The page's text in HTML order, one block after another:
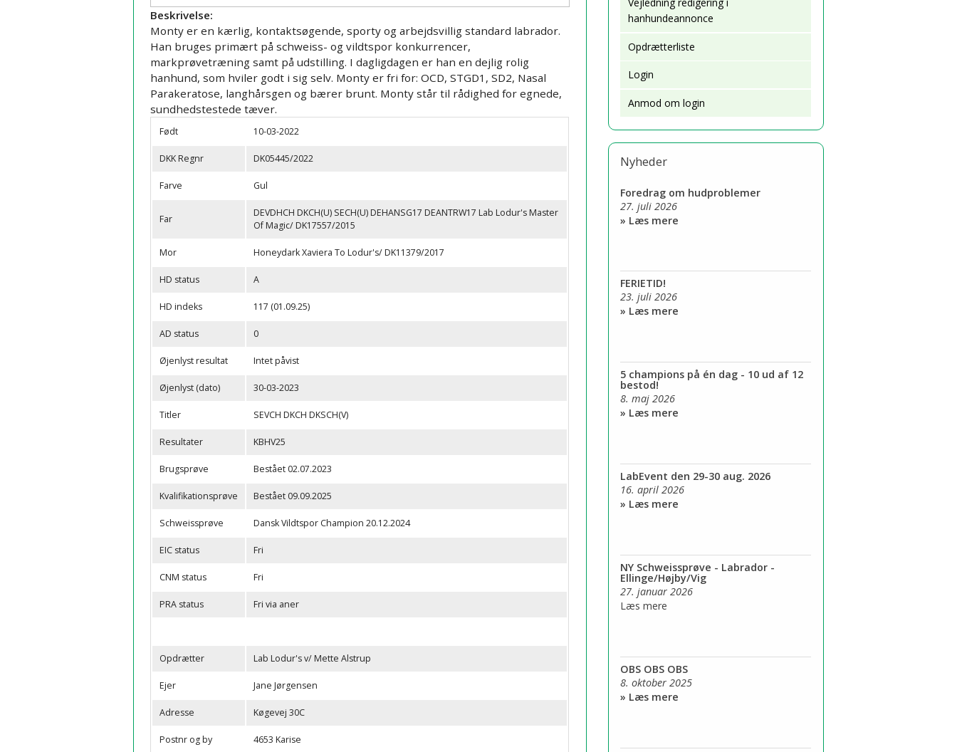
Årsmøder & Årsberetninger Øvrige gentest
Om gentest
Brug af bærere i avlen
Beskrivelse:
Monty er en kærlig, kontaktsøgende, sporty og arbejdsvillig standard labrador.
Han bruges primært på schweiss- og vildtspor konkurrencer,
markprøvetræning samt på udstilling. I dagligdagen er han en dejlig rolig
hanhund, som hviler godt i sig selv. Monty er fri for: OCD, STGD1, SD2, Nasal
Parakeratose, langhårsgen og bærer brunt. Monty står til rådighed for egnede,
sundhedstestede tæver.
Født 10-03-2022
DKK Regnr DK05445/2022
Farve Gul
Far
DEVDHCH DKCH(U) SECH(U) DEHANSG17 DEANTRW17 Lab Lodur's Master
Of Magic/ DK17557/2015
Mor Honeydark Xaviera To Lodur's/ DK11379/2017
HD status A
HD indeks 117 (01.09.25)
AD status 0
Øjenlyst resultat Intet påvist
Øjenlyst (dato) 30-03-2023
Titler SEVCH DKCH DKSCH(V)
Resultater KBHV25
Brugsprøve Bestået 02.07.2023
Kvalifikationsprøve Bestået 09.09.2025
Schweissprøve Dansk Vildtspor Champion 20.12.2024
EIC status Fri
CNM status Fri
PRA status Fri via aner
Opdrætter Lab Lodur's v/ Mette Alstrup
Ejer Jane Jørgensen
Adresse Køgevej 30C
Postnr og by 4653 Karise
hanhundeannonce
Opdrætterliste
Login
Anmod om login
Nyheder
Foredrag om hudproblemer
27. juli 2026
» Læs mere
FERIETID!
23. juli 2026
» Læs mere
5 champions på én dag - 10 ud af 12
bestod!
8. maj 2026
» Læs mere
LabEvent den 29-30 aug. 2026
16. april 2026
» Læs mere
NY Schweissprøve - Labrador -
Ellinge/Højby/Vig
27. januar 2026
Læs mere
OBS OBS OBS
8. oktober 2025
» Læs mere